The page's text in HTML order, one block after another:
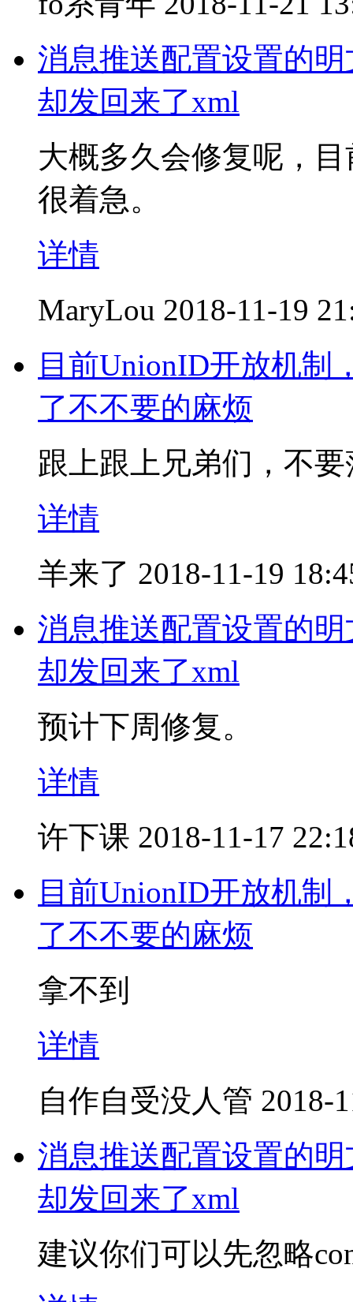
消息推送配置设置的
却发回来了xml
大概多久会修复呢，
很着急。
详情
MaryLou 2018-11-19
目前UnionID开放机制
了不不要的麻烦
跟上跟上兄弟们，不
详情
羊来了 2018-11-19
消息推送配置设置的
却发回来了xml
预计下周修复。
详情
许下课 2018-11-17
目前UnionID开放机制
了不不要的麻烦
拿不到
详情
自作自受没人管 2018-
消息推送配置设置的
却发回来了xml
建议你们可以先忽略